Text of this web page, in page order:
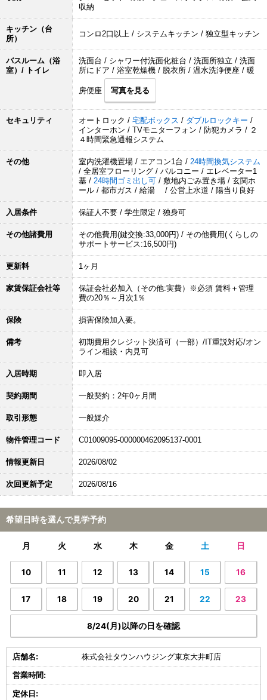
収納
キッチン（台
所）
コンロ2口以上 / システムキッチン / 独立型キッチン
バスルーム（浴
室）/ トイレ
洗面台 / シャワー付洗面化粧台 / 洗面所独立 / 洗面
所にドア / 浴室乾燥機 / 脱衣所 / 温水洗浄便座 / 暖
房便座 写真を見る
セキュリティ オートロック / 宅配ボックス / ダブルロックキー /
インターホン / TVモニターフォン / 防犯カメラ / ２
４時間緊急通報システム
その他 室内洗濯機置場 / エアコン1台 / 24時間換気システム
/ 全居室フローリング / バルコニー / エレベーター1
基 / 24時間ゴミ出し可 / 敷地内ごみ置き場 / 玄関ホ
ール / 都市ガス / 給湯 / 公営上水道 / 陽当り良好
入居条件 保証人不要 / 学生限定 / 独身可
その他諸費用
その他費用(鍵交換:33,000円) / その他費用(くらしの
サポートサービス:16,500円)
更新料 1ヶ月
家賃保証会社等
保証会社必加入（その他:実費）※必須 賃料＋管理
費の20％～月次1％
保険 損害保険加入要。
備考
初期費用クレジット決済可（一部）/IT重説対応/オン
ライン相談・内見可
入居時期 即入居
契約期間 一般契約：2年0ヶ月間
取引形態 一般媒介
物件管理コード C01009095-000000462095137-0001
情報更新日 2026/08/02
次回更新予定 2026/08/16
希望日時を選んで見学予約
月 火 水 木 金 土 日
10 11 12 13 14 15 16
17 18 19 20 21 22 23
8/24(月)以降の日を確認
店舗名: 株式会社タウンハウジング東京大井町店
営業時間:
定休日: